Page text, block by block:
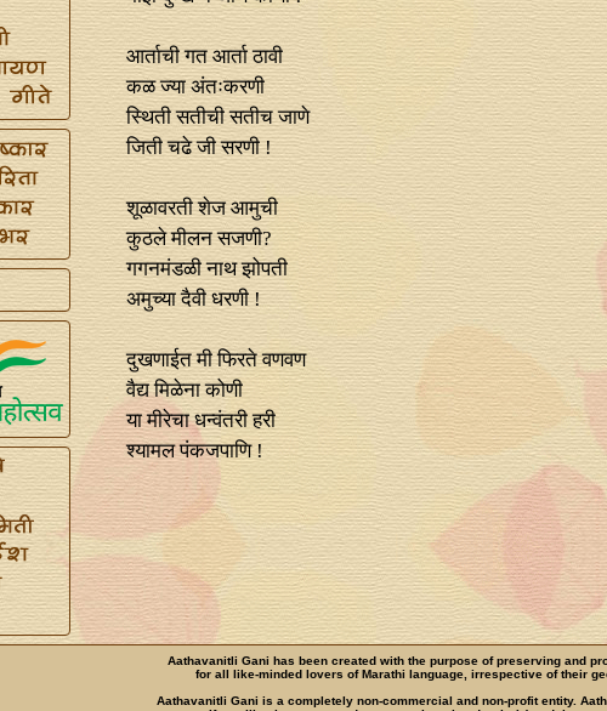
आर्ताची गत आर्ता ठावी
कळ ज्या अंतःकरणी
स्थिती सतीची सतीच जाणे
जिती चढे जी सरणी !
शूळावरती शेज आमुची
कुठले मीलन सजणी?
गगनमंडळी नाथ झोपती
अमुच्या दैवी धरणी !
दुखणाईत मी फिरते वणवण
वैद्य मिळेना कोणी
या मीरेचा धन्वंतरी हरी
श्यामल पंकजपाणि !
Aathavanitli Gani has been created with the purpose of preserving and
for all like-minded lovers of Marathi language, irrespective of their
Aathavanitli Gani is a completely non-commercial and non-profit entity.